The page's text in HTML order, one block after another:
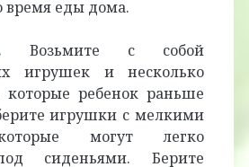
время еды дома.
Возьмите с собой
игрушек и несколько
которые ребенок раньше
игрушки с мелкими
могут легко
сиденьями. Берите